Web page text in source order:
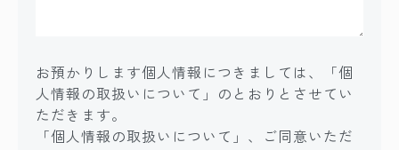
お預かりします個人情報につきましては、「個
人情報の取扱いについて」のとおりとさせてい
ただきます。
「個人情報の取扱いについて」、ご同意いただ